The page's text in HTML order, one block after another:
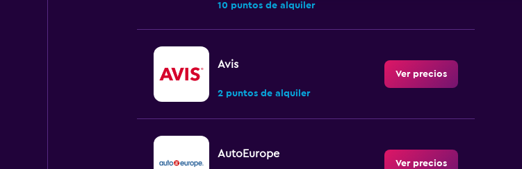
10 puntos de alquiler
Avis
2 puntos de alquiler
Ver precios
AutoEurope
Ver precios